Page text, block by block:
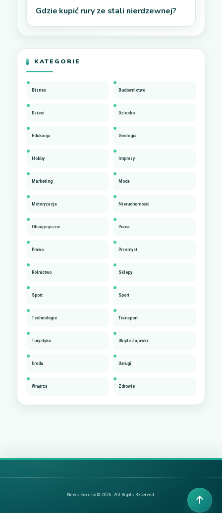
Gdzie kupić rury ze stali nierdzewnej?
KATEGORIE
Biznes Budownictwo
Dzieci Dziecko
Edukacja Geologia
Hobby Imprezy
Marketing Moda
Motoryzacja Nieruchomości
Obcojęzyczne Praca
Prawo Przemysł
Rolnictwo Sklepy
Sport Sport
Technologie Transport
Turystyka Ukryte Zajawki
Uroda Usługi
Wnętrza Zdrowie
News Express © 2026. All Rights Reserved.